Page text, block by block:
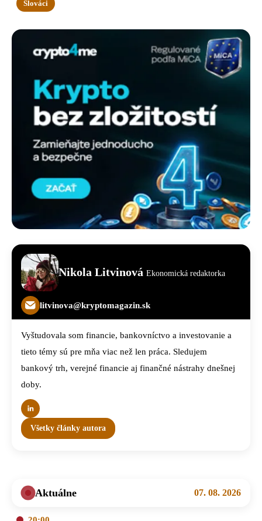
Slováci
Nikola Litvinová Ekonomická redaktorka
litvinova@kryptomagazin.sk
Vyštudovala som financie, bankovníctvo a investovanie a
tieto témy sú pre mňa viac než len práca. Sledujem
bankový trh, verejné financie aj finančné nástrahy dnešnej
doby.
Všetky články autora
Aktuálne 07. 08. 2026